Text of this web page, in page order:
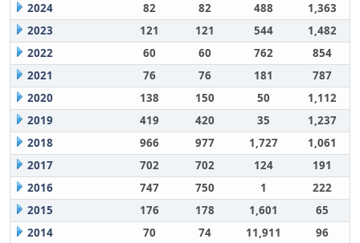
2024
82 82 488
1,363
2023
121 121 544
1,482
2022
60 60 762
854
2021
76 76 181
787
2020
138 150 50
1,112
2019
419 420 35
1,237
2018
966 977 1,727
1,061
2017
702 702 124
191
2016
747 750 1
222
2015
176 178 1,601
65
2014
70 74 11,911
96